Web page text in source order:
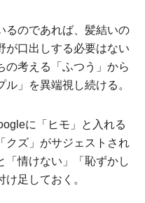
るのであれば、髪結いの
が口出しする必要はない
の考える「ふつう」から
」を異端視し続ける。
に「ヒモ」と入れる
クズ」がサジェストされ
「情けない」「恥ずかし
足しておく。